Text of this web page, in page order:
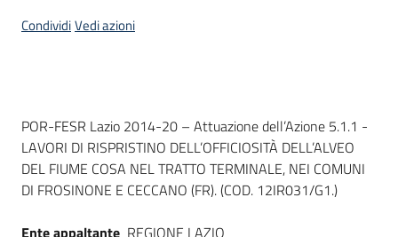
CondividiVedi azioni
Dati del bando
POR-FESR Lazio 2014-20 – Attuazione dell’Azione 5.1.1 -
LAVORI DI RISPRISTINO DELL’OFFICIOSITÀ DELL’ALVEO
DEL FIUME COSA NEL TRATTO TERMINALE, NEI COMUNI
DI FROSINONE E CECCANO (FR). (COD. 12IR031/G1.)
Ente appaltante REGIONE LAZIO